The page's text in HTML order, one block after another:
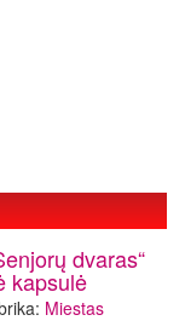
dvaras“
kapsulė
Miestas